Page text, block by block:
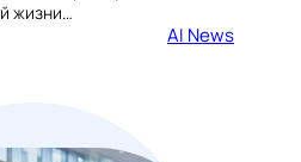
жизни…
AI News